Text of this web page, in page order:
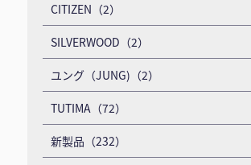
CITIZEN（2）
SILVERWOOD（2）
ユング（JUNG)（2）
TUTIMA（72）
新製品（232）